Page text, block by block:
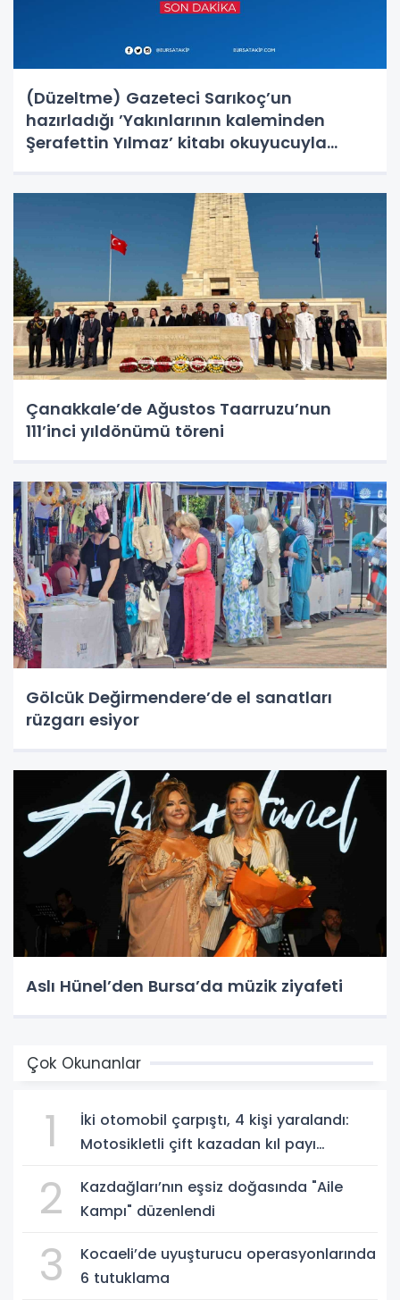
(Düzeltme) Gazeteci Sarıkoç’un
hazırladığı ’Yakınlarının kaleminden
Şerafettin Yılmaz’ kitabı okuyucuyla
Çanakkale’de Ağustos Taarruzu’nun
111’inci yıldönümü töreni
Gölcük Değirmendere’de el sanatları
rüzgarı esiyor
Aslı Hünel’den Bursa’da müzik ziyafeti
Çok Okunanlar
1
İki otomobil çarpıştı, 4 kişi yaralandı:
Motosikletli çift kazadan kıl payı
2
Kazdağları’nın eşsiz doğasında "Aile
Kampı" düzenlendi
3
Kocaeli’de uyuşturucu operasyonlarında
6 tutuklama